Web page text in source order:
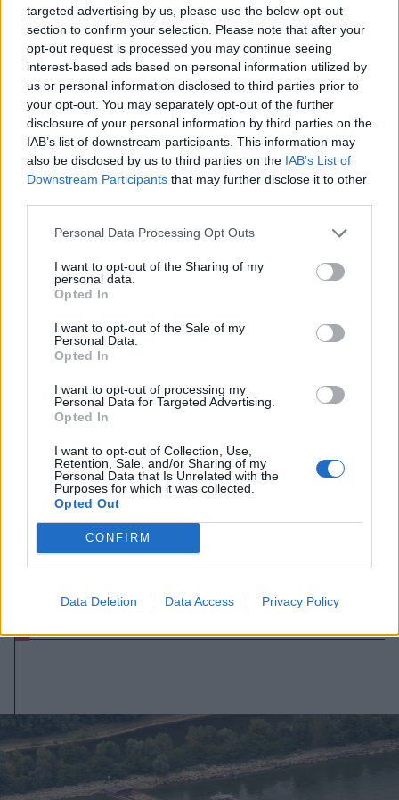
targeted advertising by us, please use the below opt-out
section to confirm your selection. Please note that after your
opt-out request is processed you may continue seeing
interest-based ads based on personal information utilized by
us or personal information disclosed to third parties prior to
your opt-out. You may separately opt-out of the further
disclosure of your personal information by third parties on the
IAB’s list of downstream participants. This information may
also be disclosed by us to third parties on the IAB’s List of
Downstream Participants that may further disclose it to other
Personal Data Processing Opt Outs
I want to opt-out of the Sharing of my
personal data.
Opted In
I want to opt-out of the Sale of my
Personal Data.
Opted In
I want to opt-out of processing my
Personal Data for Targeted Advertising.
Opted In
I want to opt-out of Collection, Use,
Retention, Sale, and/or Sharing of my
Personal Data that Is Unrelated with the
Purposes for which it was collected.
Opted Out
CONFIRM
Data Deletion Data Access Privacy Policy
B. Máthé Zsuzsa: Az élet
„doktoriját” végeztem el az
epilepsziámmal
A rovat további cikkei
2026. augusztus 09., vasárnap
hétfőtől ismét visszatér a kánikula